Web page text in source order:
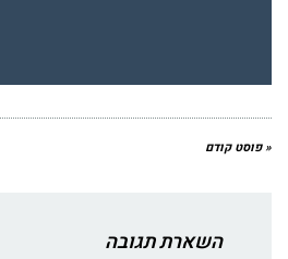
« פוסט קודם
השארת תגובה